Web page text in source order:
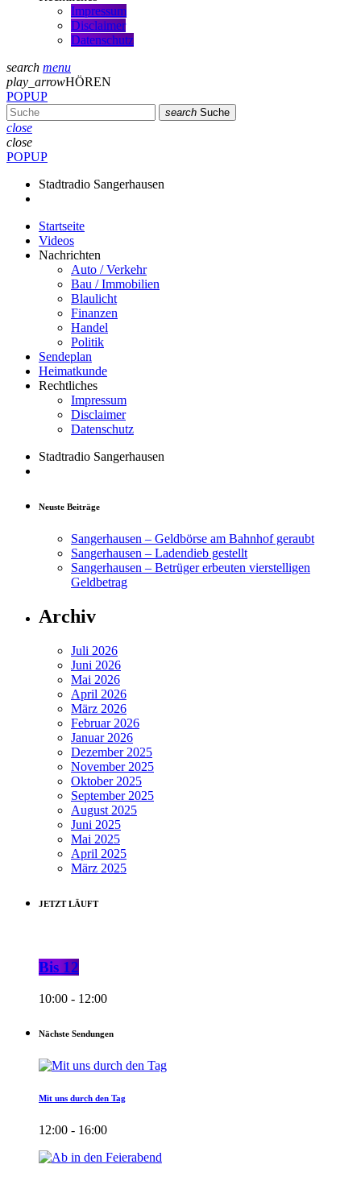
Impressum
Disclaimer
Datenschutz
search menu
play_arrowHÖREN
POPUP
search Suche
close
close
POPUP
Stadtradio Sangerhausen
Startseite
Videos
Nachrichten
Auto / Verkehr
Bau / Immobilien
Blaulicht
Finanzen
Handel
Politik
Sendeplan
Heimatkunde
Rechtliches
Impressum
Disclaimer
Datenschutz
Stadtradio Sangerhausen
Neuste Beiträge
Sangerhausen – Geldbörse am Bahnhof geraubt
Sangerhausen – Ladendieb gestellt
Sangerhausen – Betrüger erbeuten vierstelligen
Geldbetrag
Archiv
Juli 2026
Juni 2026
Mai 2026
April 2026
März 2026
Februar 2026
Januar 2026
Dezember 2025
November 2025
Oktober 2025
September 2025
August 2025
Juni 2025
Mai 2025
April 2025
März 2025
JETZT LÄUFT
Bis 12
10:00 - 12:00
Nächste Sendungen
Mit uns durch den Tag
12:00 - 16:00